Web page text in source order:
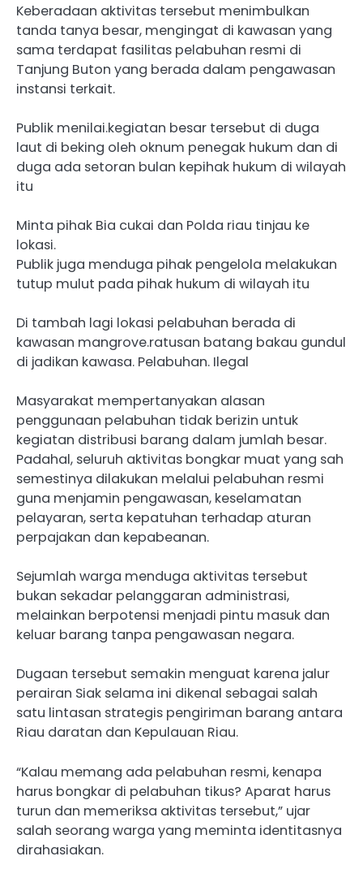
Keberadaan aktivitas tersebut menimbulkan
tanda tanya besar, mengingat di kawasan yang
sama terdapat fasilitas pelabuhan resmi di
Tanjung Buton yang berada dalam pengawasan
instansi terkait.
Publik menilai.kegiatan besar tersebut di duga
laut di beking oleh oknum penegak hukum dan di
duga ada setoran bulan kepihak hukum di wilayah
itu
Minta pihak Bia cukai dan Polda riau tinjau ke
lokasi.
Publik juga menduga pihak pengelola melakukan
tutup mulut pada pihak hukum di wilayah itu
Di tambah lagi lokasi pelabuhan berada di
kawasan mangrove.ratusan batang bakau gundul
di jadikan kawasa. Pelabuhan. Ilegal
Masyarakat mempertanyakan alasan
penggunaan pelabuhan tidak berizin untuk
kegiatan distribusi barang dalam jumlah besar.
Padahal, seluruh aktivitas bongkar muat yang sah
semestinya dilakukan melalui pelabuhan resmi
guna menjamin pengawasan, keselamatan
pelayaran, serta kepatuhan terhadap aturan
perpajakan dan kepabeanan.
Sejumlah warga menduga aktivitas tersebut
bukan sekadar pelanggaran administrasi,
melainkan berpotensi menjadi pintu masuk dan
keluar barang tanpa pengawasan negara.
Dugaan tersebut semakin menguat karena jalur
perairan Siak selama ini dikenal sebagai salah
satu lintasan strategis pengiriman barang antara
Riau daratan dan Kepulauan Riau.
“Kalau memang ada pelabuhan resmi, kenapa
harus bongkar di pelabuhan tikus? Aparat harus
turun dan memeriksa aktivitas tersebut,” ujar
salah seorang warga yang meminta identitasnya
dirahasiakan.